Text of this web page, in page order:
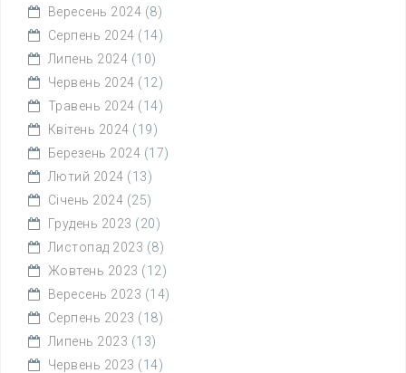
Вересень 2024 (8)
Серпень 2024 (14)
Липень 2024 (10)
Червень 2024 (12)
Травень 2024 (14)
Квітень 2024 (19)
Березень 2024 (17)
Лютий 2024 (13)
Січень 2024 (25)
Грудень 2023 (20)
Листопад 2023 (8)
Жовтень 2023 (12)
Вересень 2023 (14)
Серпень 2023 (18)
Липень 2023 (13)
Червень 2023 (14)